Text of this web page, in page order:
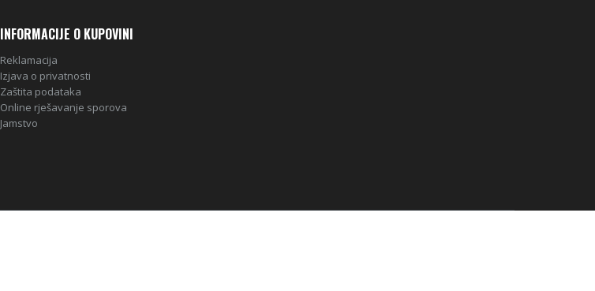
INFORMACIJE O KUPOVINI
Reklamacija
Izjava o privatnosti
Zaštita podataka
Online rješavanje sporova
Jamstvo